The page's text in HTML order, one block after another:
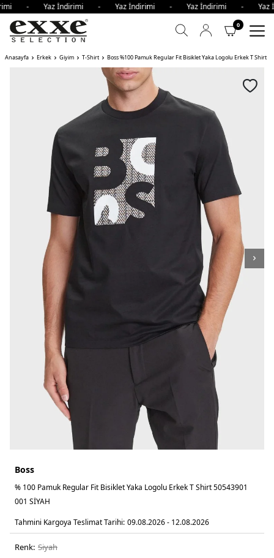
- Yaz İndirimi - Yaz İndirimi - Yaz
0
Anasayfa Erkek Giyim T-Shirt Boss %100 Pamuk Regular Fit Bisiklet Yaka Logolu Erkek T Shirt
Boss
% 100 Pamuk Regular Fit Bisiklet Yaka Logolu Erkek T Shirt 50543901
001 SİYAH
Tahmini Kargoya Teslimat Tarihi: 09.08.2026 - 12.08.2026
Renk: si̇yah